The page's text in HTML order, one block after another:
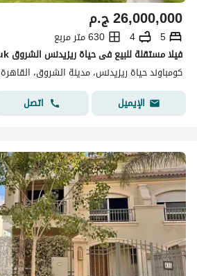
ج.م26,000,000
5
4
630 متر مربع
كومباوند حياة ريزيدنس، مدينة الشروق، القاهرة
الإيميل
اتصل